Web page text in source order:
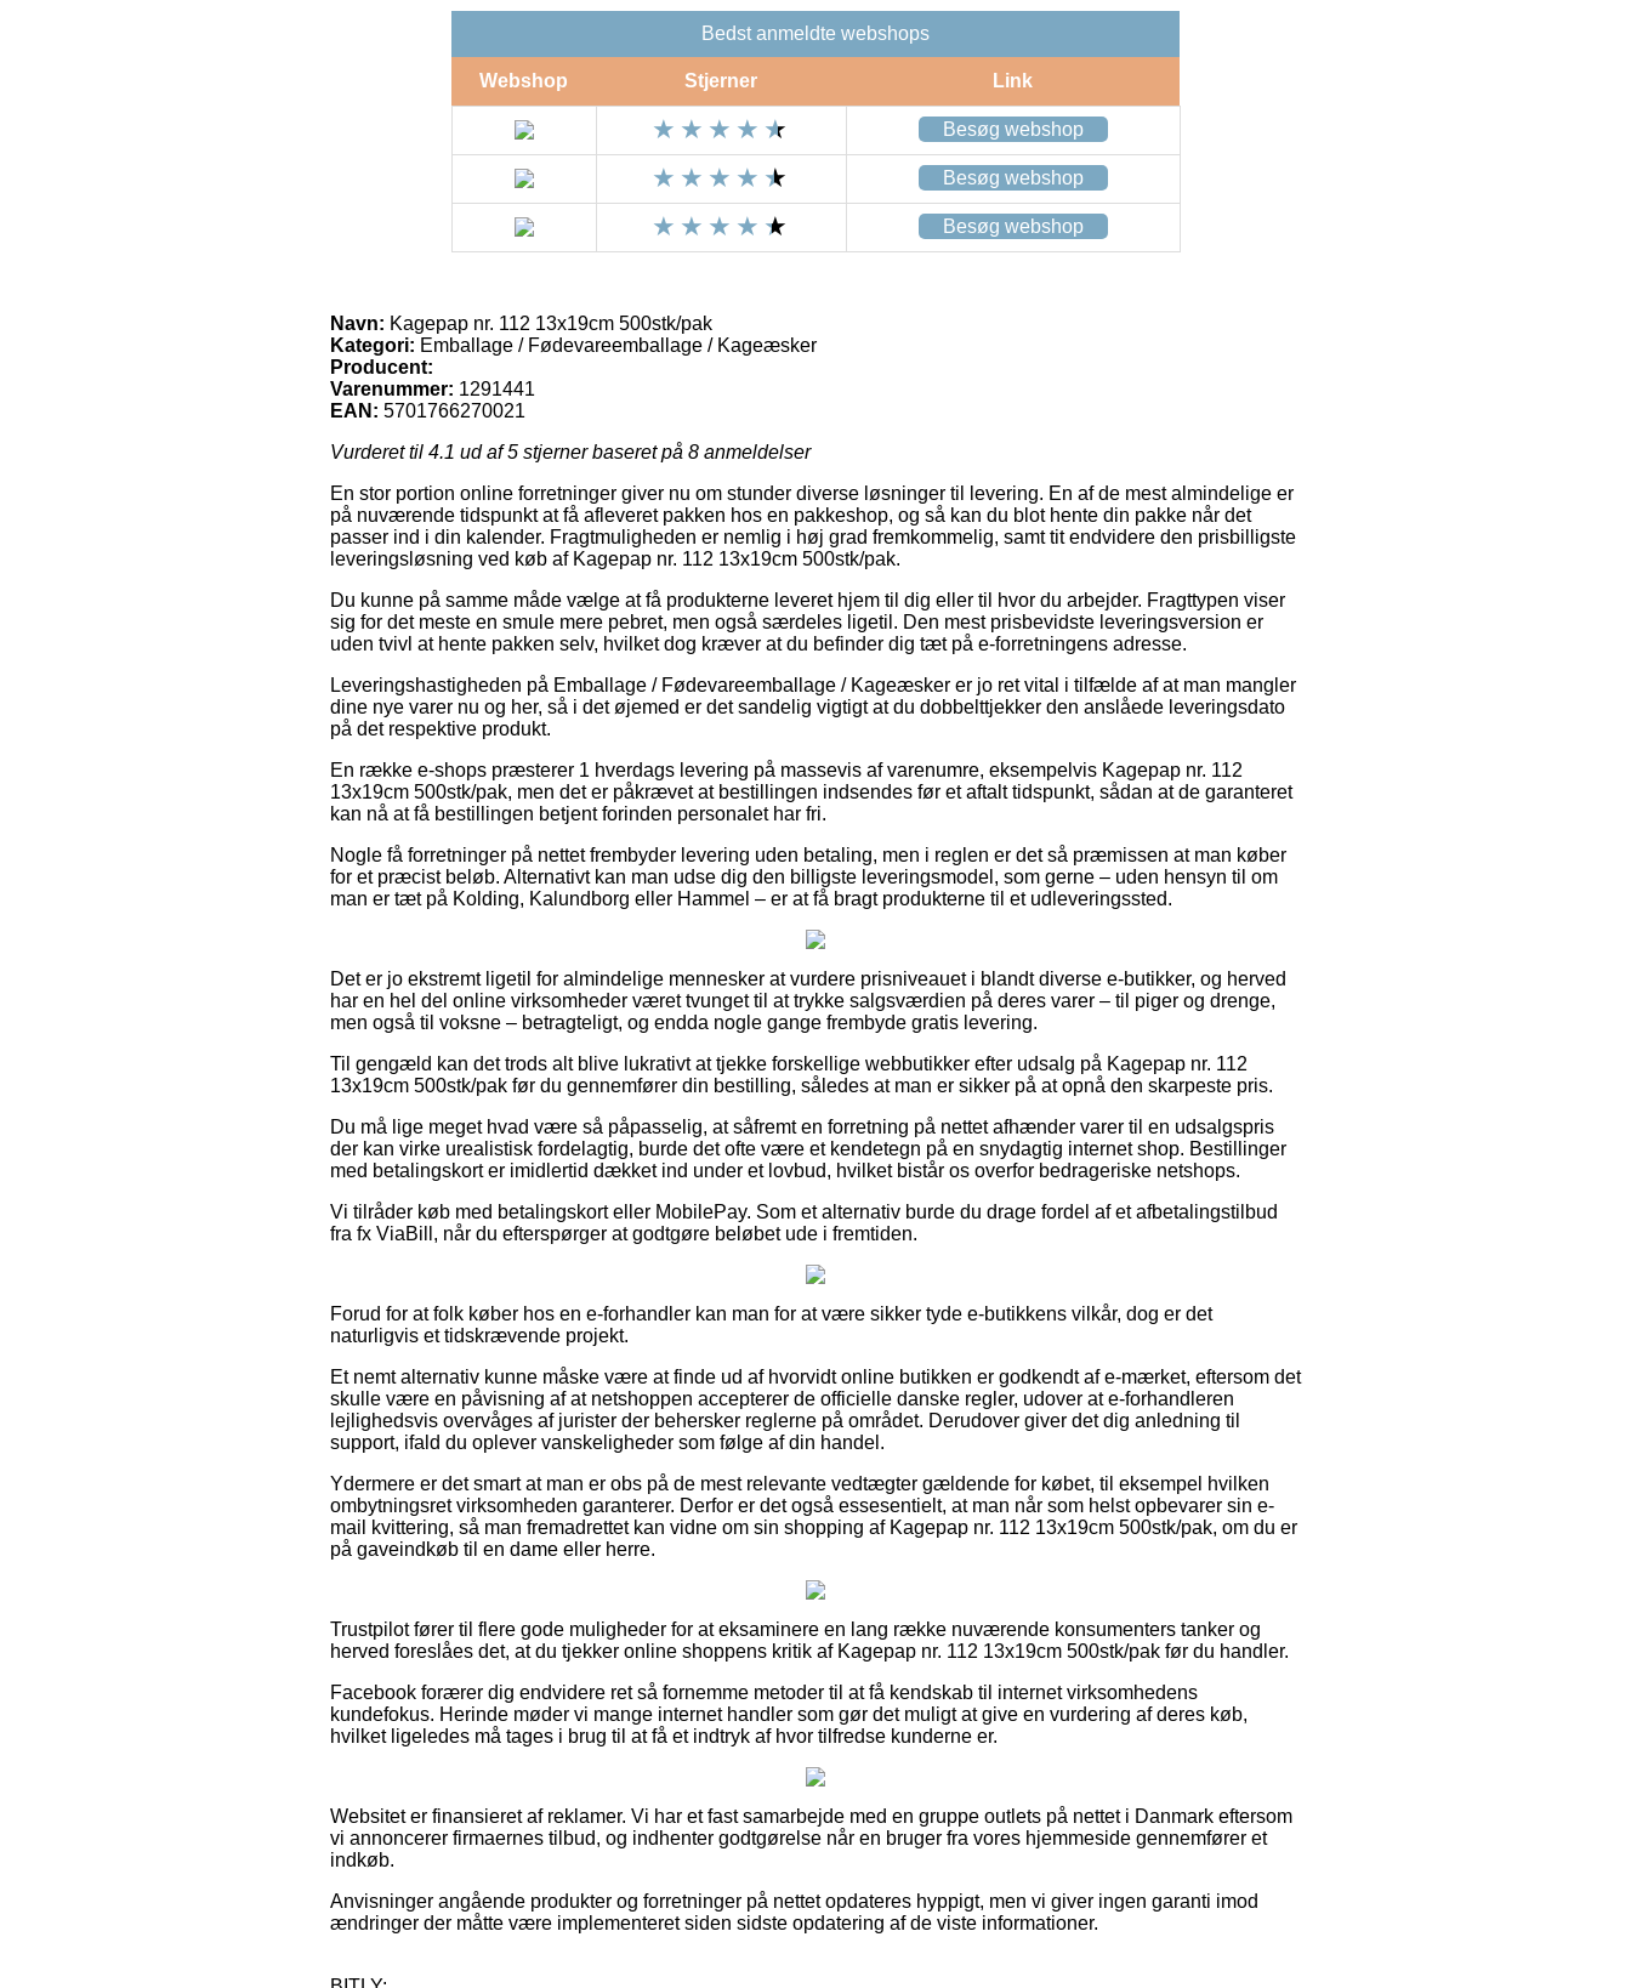
Bedst anmeldte webshops
Webshop Stjerner Link
Besøg webshop
Besøg webshop
Besøg webshop
Navn: Kagepap nr. 112 13x19cm 500stk/pak
Kategori: Emballage / Fødevareemballage / Kageæsker
Producent:
Varenummer: 1291441
EAN: 5701766270021
Vurderet til 4.1 ud af 5 stjerner baseret på 8 anmeldelser
En stor portion online forretninger giver nu om stunder diverse løsninger til levering. En af de mest almindelige er
på nuværende tidspunkt at få afleveret pakken hos en pakkeshop, og så kan du blot hente din pakke når det
passer ind i din kalender. Fragtmuligheden er nemlig i høj grad fremkommelig, samt tit endvidere den prisbilligste
leveringsløsning ved køb af Kagepap nr. 112 13x19cm 500stk/pak.
Du kunne på samme måde vælge at få produkterne leveret hjem til dig eller til hvor du arbejder. Fragttypen viser
sig for det meste en smule mere pebret, men også særdeles ligetil. Den mest prisbevidste leveringsversion er
uden tvivl at hente pakken selv, hvilket dog kræver at du befinder dig tæt på e-forretningens adresse.
Leveringshastigheden på Emballage / Fødevareemballage / Kageæsker er jo ret vital i tilfælde af at man mangler
dine nye varer nu og her, så i det øjemed er det sandelig vigtigt at du dobbelttjekker den anslåede leveringsdato
på det respektive produkt.
En række e-shops præsterer 1 hverdags levering på massevis af varenumre, eksempelvis Kagepap nr. 112
13x19cm 500stk/pak, men det er påkrævet at bestillingen indsendes før et aftalt tidspunkt, sådan at de garanteret
kan nå at få bestillingen betjent forinden personalet har fri.
Nogle få forretninger på nettet frembyder levering uden betaling, men i reglen er det så præmissen at man køber
for et præcist beløb. Alternativt kan man udse dig den billigste leveringsmodel, som gerne – uden hensyn til om
man er tæt på Kolding, Kalundborg eller Hammel – er at få bragt produkterne til et udleveringssted.
Det er jo ekstremt ligetil for almindelige mennesker at vurdere prisniveauet i blandt diverse e-butikker, og herved
har en hel del online virksomheder været tvunget til at trykke salgsværdien på deres varer – til piger og drenge,
men også til voksne – betragteligt, og endda nogle gange frembyde gratis levering.
Til gengæld kan det trods alt blive lukrativt at tjekke forskellige webbutikker efter udsalg på Kagepap nr. 112
13x19cm 500stk/pak før du gennemfører din bestilling, således at man er sikker på at opnå den skarpeste pris.
Du må lige meget hvad være så påpasselig, at såfremt en forretning på nettet afhænder varer til en udsalgspris
der kan virke urealistisk fordelagtig, burde det ofte være et kendetegn på en snydagtig internet shop. Bestillinger
med betalingskort er imidlertid dækket ind under et lovbud, hvilket bistår os overfor bedrageriske netshops.
Vi tilråder køb med betalingskort eller MobilePay. Som et alternativ burde du drage fordel af et afbetalingstilbud
fra fx ViaBill, når du efterspørger at godtgøre beløbet ude i fremtiden.
Forud for at folk køber hos en e-forhandler kan man for at være sikker tyde e-butikkens vilkår, dog er det
naturligvis et tidskrævende projekt.
Et nemt alternativ kunne måske være at finde ud af hvorvidt online butikken er godkendt af e-mærket, eftersom det
skulle være en påvisning af at netshoppen accepterer de officielle danske regler, udover at e-forhandleren
lejlighedsvis overvåges af jurister der behersker reglerne på området. Derudover giver det dig anledning til
support, ifald du oplever vanskeligheder som følge af din handel.
Ydermere er det smart at man er obs på de mest relevante vedtægter gældende for købet, til eksempel hvilken
ombytningsret virksomheden garanterer. Derfor er det også essesentielt, at man når som helst opbevarer sin e-
mail kvittering, så man fremadrettet kan vidne om sin shopping af Kagepap nr. 112 13x19cm 500stk/pak, om du er
på gaveindkøb til en dame eller herre.
Trustpilot fører til flere gode muligheder for at eksaminere en lang række nuværende konsumenters tanker og
herved foreslåes det, at du tjekker online shoppens kritik af Kagepap nr. 112 13x19cm 500stk/pak før du handler.
Facebook forærer dig endvidere ret så fornemme metoder til at få kendskab til internet virksomhedens
kundefokus. Herinde møder vi mange internet handler som gør det muligt at give en vurdering af deres køb,
hvilket ligeledes må tages i brug til at få et indtryk af hvor tilfredse kunderne er.
Websitet er finansieret af reklamer. Vi har et fast samarbejde med en gruppe outlets på nettet i Danmark eftersom
vi annoncerer firmaernes tilbud, og indhenter godtgørelse når en bruger fra vores hjemmeside gennemfører et
indkøb.
Anvisninger angående produkter og forretninger på nettet opdateres hyppigt, men vi giver ingen garanti imod
ændringer der måtte være implementeret siden sidste opdatering af de viste informationer.